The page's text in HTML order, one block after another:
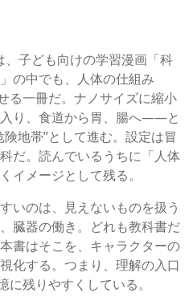
、子ども向けの学習漫画「科
の中でも、人体の仕組み
る一冊だ。ナノサイズに縮小
り、食道から胃、腸へ——と
地帯”として進む。設定は冒
だ。読んでいるうちに「人体
イメージとして残る。
いのは、見えないものを扱う
臓器の働き。どれも教科書だ
書はそこを、キャラクターの
化する。つまり、理解の入口
に残りやすくしている。